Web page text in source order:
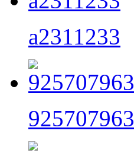
a2311233
925707963